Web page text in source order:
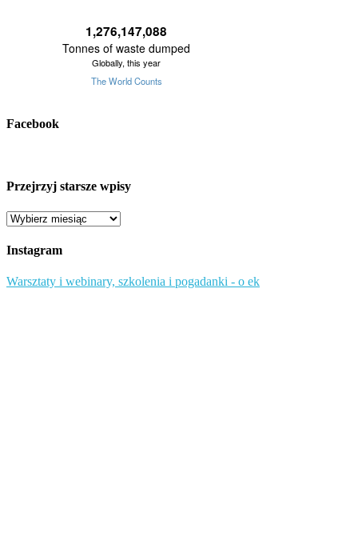
Facebook
Przejrzyj starsze wpisy
Przejrzyj
wpisy
Instagram
Warsztaty i webinary, szkolenia i pogadanki - o ek